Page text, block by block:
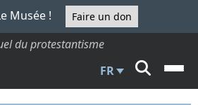
Musée ! Faire un don
du protestantisme
FR